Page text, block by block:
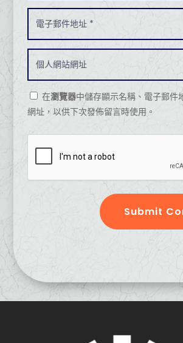
在瀏覽器中儲存顯示名稱、電子郵件
網址，以供下次發佈留言時使用。
Submit